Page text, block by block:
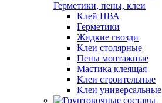
Герметики, пены, клеи
Клей ПВА
Герметики
Жидкие гвозди
Клеи столярные
Пены монтажные
Мастика клеящая
Клеи строительные
Клеи универсальные